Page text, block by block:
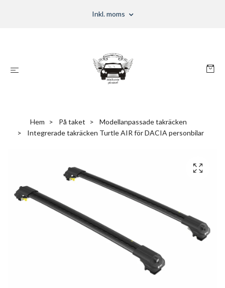
Inkl. moms
Hem På taket
Modellanpassade takräcken
Integrerade takräcken Turtle AIR för DACIA personbilar